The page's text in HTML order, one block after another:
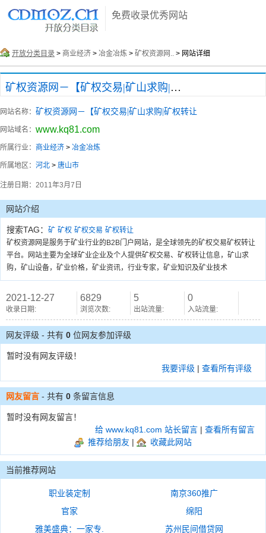
免费收录优秀网站
开放分类目录 > 商业经济 > 冶金冶炼 > 矿权资源网.. > 网站详细
矿权资源网－【矿权交易|矿山求购|矿权转让
网站名称： 矿权资源网－【矿权交易|矿山求购|矿权转让
网站域名： www.kq81.com
所属行业： 商业经济 > 冶金冶炼
所属地区： 河北 > 唐山市
注册日期： 2011年3月7日
网站介绍
搜索TAG： 矿 矿权 矿权交易 矿权转让
矿权资源网是服务于矿业行业的B2B门户网站，是全球领先的矿权交易矿权转让
平台。网站主要为全球矿业企业及个人提供矿权交易、矿权转让信息，矿山求
购，矿山设备，矿业价格，矿业资讯，行业专家，矿业知识及矿业技术
2021-12-27
收录日期:
6829
浏览次数:
5
出站流量:
0
入站流量:
网友评级 - 共有 0 位网友参加评级
暂时没有网友评级！
我要评级 | 查看所有评级
网友留言 - 共有 0 条留言信息
暂时没有网友留言！
给 www.kq81.com 站长留言 | 查看所有留言
推荐给朋友 | 收藏此网站
当前推荐网站
职业装定制
南京360推广
官家
绵阳
雅美盛典：一家专.
苏州民间借贷网